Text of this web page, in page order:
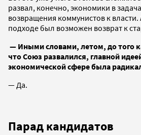
развал, конечно, экономики в
возвращения коммунистов к
подходе был возможен возврат к
— Иными словами, летом, до того
что Союз развалился, главной
экономической сфере была
— Да.
Парад кандидатов